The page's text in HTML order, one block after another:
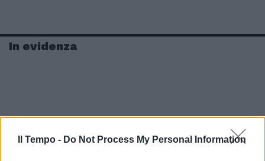
Il Tempo - Do Not Process My Personal Information
In evidenza